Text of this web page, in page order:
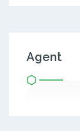
Agent